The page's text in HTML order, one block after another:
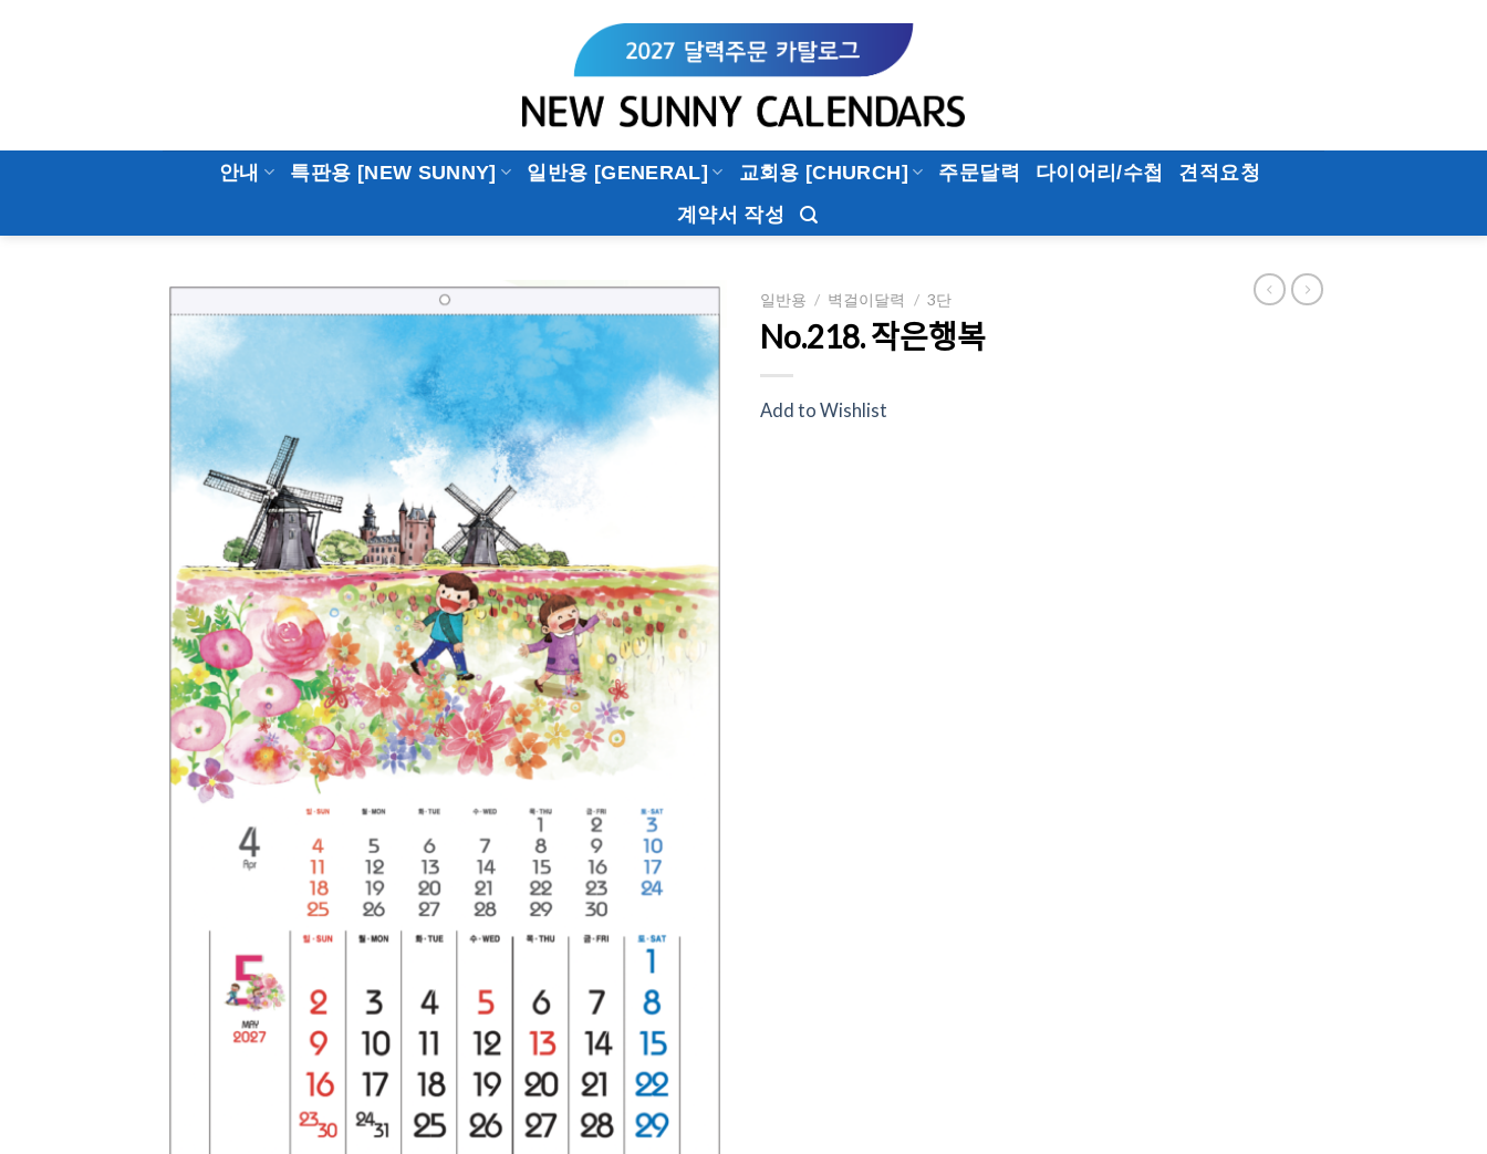
안내 특판용 [NEW SUNNY] 일반용 [GENERAL] 교회용 [CHURCH] 주문달력 다이어리/수첩
견적요청
계약서 작성
Add to
Wishlist
일반용 / 벽걸이달력 / 3단
No.218. 작은행복
Add to Wishlist